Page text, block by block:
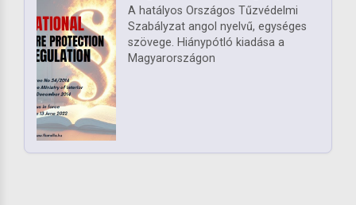
A hatályos Országos Tűzvédelmi
Szabályzat angol nyelvű, egységes
szövege. Hiánypótló kiadása a
Magyarországon